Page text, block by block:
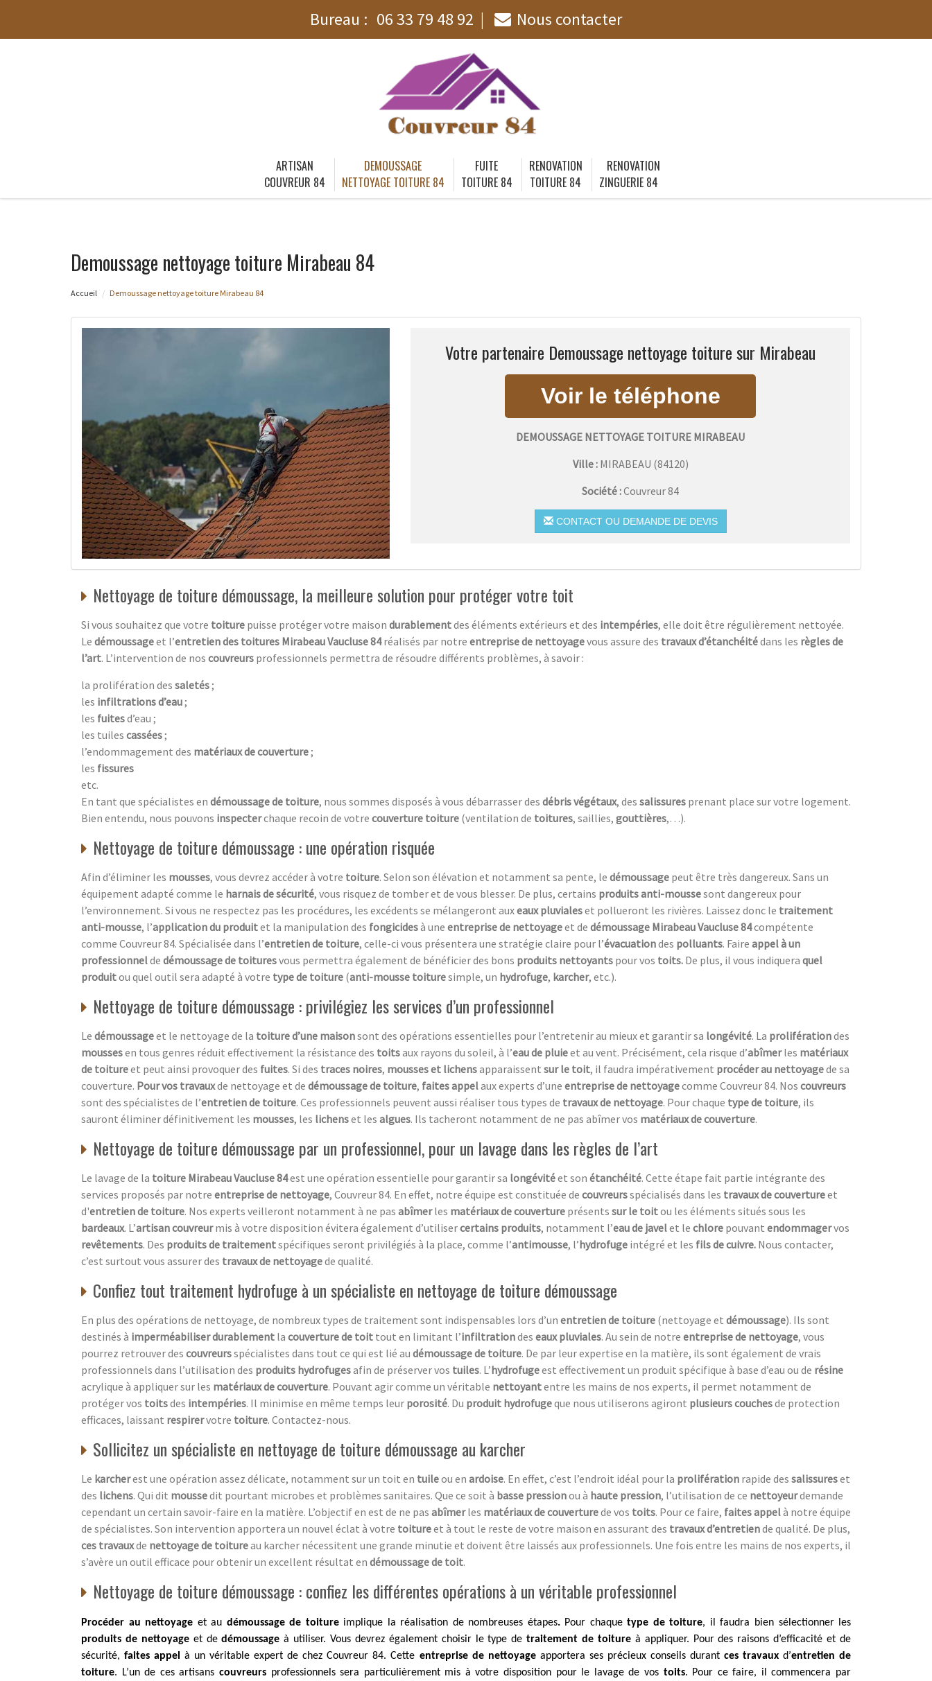
Bureau : 06 33 79 48 92 Nous contacter
ARTISAN
COUVREUR 84
DEMOUSSAGE
NETTOYAGE TOITURE 84
FUITE
TOITURE 84
RENOVATION
TOITURE 84
RENOVATION
ZINGUERIE 84
Demoussage nettoyage toiture Mirabeau 84
Accueil Demoussage nettoyage toiture Mirabeau 84
Votre partenaire Demoussage nettoyage toiture sur Mirabeau
DEMOUSSAGE NETTOYAGE TOITURE MIRABEAU
Ville : MIRABEAU (84120)
Société :Couvreur 84
CONTACT OU DEMANDE DE DEVIS
Nettoyage de toiture démoussage, la meilleure solution pour protéger votre toit
Si vous souhaitez que votre toiture puisse protéger votre maison durablementdes éléments extérieurs et des intempéries, elle doit être régulièrement nettoyée.
Le démoussageet l’entretien des toitures Mirabeau Vaucluse 84réalisés par notre entreprise de nettoyagevous assure des travaux d’étanchéitédans les règles de
l’art. L’intervention de nos couvreurs professionnels permettra de résoudre différents problèmes, à savoir :
la prolifération des saletés ;
les infiltrations d’eau ;
les fuitesd’eau ;
les tuiles cassées ;
l’endommagement des matériaux de couverture ;
les fissures
etc.
En tant que spécialistes en démoussage de toiture, nous sommes disposés à vous débarrasser des débris végétaux, des salissures prenant place sur votre logement.
Bien entendu, nous pouvons inspecterchaque recoin de votre couverture toiture (ventilation de toitures, saillies, gouttières,…).
Nettoyage de toiture démoussage : une opération risquée
Afin d’éliminer les mousses, vous devrez accéder à votre toiture. Selon son élévation et notamment sa pente, le démoussage peut être très dangereux. Sans un
équipement adapté comme le harnais de sécurité, vous risquez de tomber et de vous blesser. De plus, certains produits anti-moussesont dangereux pour
l’environnement. Si vous ne respectez pas les procédures, les excédents se mélangeront auxeaux pluvialeset pollueront les rivières. Laissez donc le traitement
anti-mousse, l’application du produitet la manipulation des fongicidesà une entreprise de nettoyageet de démoussage Mirabeau Vaucluse 84compétente
comme Couvreur 84. Spécialisée dans l’entretien de toiture, celle-ci vous présentera une stratégie claire pour l’évacuationdes polluants. Faire appel à un
professionnelde démoussage de toituresvous permettra également de bénéficier des bons produits nettoyants pour vos toits. De plus, il vous indiquera quel
produitou quel outil sera adapté à votre type de toiture (anti-mousse toituresimple, un hydrofuge, karcher, etc.).
Nettoyage de toiture démoussage : privilégiez les services d’un professionnel
Le démoussageet le nettoyage de la toiture d’une maisonsont des opérations essentielles pour l’entretenir au mieux et garantir sa longévité. La proliférationdes
moussesen tous genres réduit effectivement la résistance des toitsaux rayons du soleil, à l’eau de pluieet au vent. Précisément, cela risque d’abîmerles matériaux
de toitureet peut ainsi provoquer des fuites. Si des traces noires, mousses et lichensapparaissent sur le toit, il faudra impérativement procéder au nettoyagede sa
couverture. Pour vos travauxde nettoyage et de démoussage de toiture, faites appelaux experts d’une entreprise de nettoyagecomme Couvreur 84. Nos couvreurs
sont des spécialistes de l’entretien de toiture. Ces professionnels peuvent aussi réaliser tous types de travaux de nettoyage. Pour chaque type de toiture, ils
sauront éliminer définitivement les mousses, les lichenset les algues. Ils tacheront notamment de ne pas abîmer vos matériaux de couverture.
Nettoyage de toiture démoussage par un professionnel, pour un lavage dans les règles de l’art
Le lavage de la toiture Mirabeau Vaucluse 84est une opération essentielle pour garantir sa longévitéet son étanchéité. Cette étape fait partie intégrante des
services proposés par notre entreprise de nettoyage, Couvreur 84. En effet, notre équipe est constituée de couvreursspécialisés dans les travaux de couvertureet
d'entretien de toiture. Nos experts veilleront notamment à ne pas abîmerles matériaux de couverture présents sur le toitou les éléments situés sous les
bardeaux. L’artisan couvreurmis à votre disposition évitera également d’utilisercertains produits, notamment l’eau de javelet le chlore pouvant endommagervos
revêtements. Des produits de traitementspécifiques seront privilégiés à la place, comme l’antimousse, l’hydrofuge intégré et les fils de cuivre. Nous contacter,
c’est surtout vous assurer des travaux de nettoyagede qualité.
Confiez tout traitement hydrofuge à un spécialiste en nettoyage de toiture démoussage
En plus des opérations de nettoyage, de nombreux types de traitement sont indispensables lors d’un entretien de toiture (nettoyage et démoussage). Ils sont
destinés à imperméabiliser durablement la couverture de toit tout en limitant l’infiltrationdes eaux pluviales. Au sein de notre entreprise de nettoyage, vous
pourrez retrouver des couvreursspécialistes dans tout ce qui est lié au démoussage de toiture. De par leur expertise en la matière, ils sont également de vrais
professionnels dans l’utilisation des produits hydrofugesafin de préserver vos tuiles. L’hydrofugeest effectivement un produit spécifique à base d’eau ou de résine
acrylique à appliquer sur les matériaux de couverture. Pouvant agir comme un véritable nettoyantentre les mains de nos experts, il permet notamment de
protéger vos toitsdes intempéries. Il minimise en même temps leur porosité. Du produit hydrofugeque nous utiliserons agiront plusieurs couchesde protection
efficaces, laissant respirervotre toiture. Contactez-nous.
Sollicitez un spécialiste en nettoyage de toiture démoussage au karcher
Le karcherest une opération assez délicate, notamment sur un toit en tuileou en ardoise. En effet, c’est l’endroit idéal pour la prolifération rapide des salissureset
des lichens. Qui dit moussedit pourtant microbes et problèmes sanitaires. Que ce soit à basse pressionou à haute pression, l’utilisation de ce nettoyeurdemande
cependant un certain savoir-faire en la matière. L’objectif en est de ne pas abîmerles matériaux de couverturede vos toits. Pour ce faire, faites appelà notre équipe
de spécialistes. Son intervention apportera un nouvel éclat à votre toitureet à tout le reste de votre maison en assurant des travaux d’entretiende qualité. De plus,
ces travauxde nettoyage de toitureau karcher nécessitent une grande minutie et doivent être laissés aux professionnels. Une fois entre les mains de nos experts, il
s’avère un outil efficace pour obtenir un excellent résultat en démoussage de toit.
Nettoyage de toiture démoussage : confiez les différentes opérations à un véritable professionnel
Procéder au nettoyage et au démoussage de toiture implique la réalisation de nombreuses étapes. Pour chaquetype de toiture, il faudra bien sélectionner les
produits de nettoyage et dedémoussage à utiliser. Vous devrez également choisir le type detraitement de toiture à appliquer. Pour des raisons d’efficacité et de
sécurité,faites appel à un véritable expert de chez Couvreur 84. Cette entreprise de nettoyageapportera ses précieux conseils durant ces travauxd’entretien de
toiture. L’un de ces artisans couvreurs professionnels sera particulièrement mis à votre disposition pour le lavage de vos toits. Pour ce faire, il commencera par